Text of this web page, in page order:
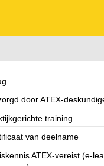
door ATEX-
training
van deelname
ATEX-vereist (e-